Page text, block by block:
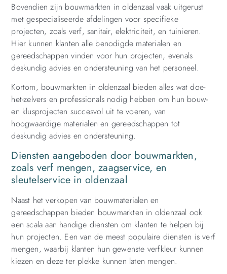
Bovendien zijn bouwmarkten in oldenzaal vaak uitgerust
met gespecialiseerde afdelingen voor specifieke
projecten, zoals verf, sanitair, elektriciteit, en tuinieren.
Hier kunnen klanten alle benodigde materialen en
gereedschappen vinden voor hun projecten, evenals
deskundig advies en ondersteuning van het personeel.
Kortom, bouwmarkten in oldenzaal bieden alles wat doe-
het-zelvers en professionals nodig hebben om hun bouw-
en klusprojecten succesvol uit te voeren, van
hoogwaardige materialen en gereedschappen tot
deskundig advies en ondersteuning.
Diensten aangeboden door bouwmarkten,
zoals verf mengen, zaagservice, en
sleutelservice in oldenzaal
Naast het verkopen van bouwmaterialen en
gereedschappen bieden bouwmarkten in oldenzaal ook
een scala aan handige diensten om klanten te helpen bij
hun projecten. Een van de meest populaire diensten is verf
mengen, waarbij klanten hun gewenste verfkleur kunnen
kiezen en deze ter plekke kunnen laten mengen.